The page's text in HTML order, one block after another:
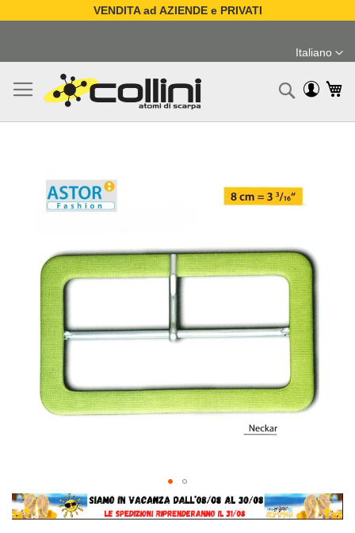
VENDITA ad AZIENDE e PRIVATI
contenuto
Lingua
Italiano
galleria
Vai
all'inizio